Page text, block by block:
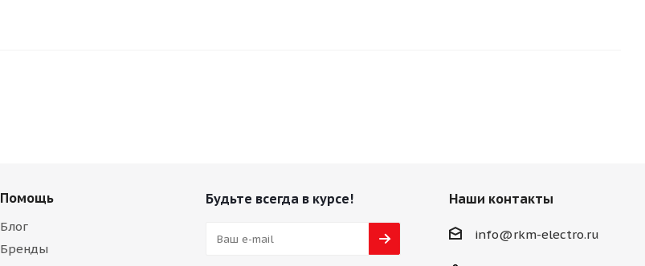
Помощь
Блог
Бренды
Будьте всегда в курсе! Наши контакты
info@rkm-electro.ru